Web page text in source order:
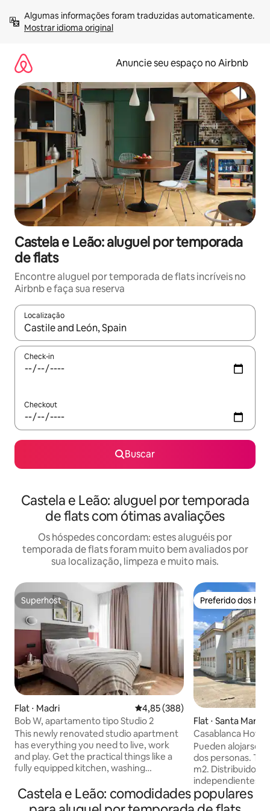
para
Mostrar idioma original
Anuncie seu espaço no Airbnb
Castela e Leão: aluguel por temporada
de flats
Encontre aluguel por temporada de flats incríveis no
Airbnb e faça sua reserva
Localização
Quando os resultados estiverem disponíveis, explore-os
Check-in
Checkout
Buscar
Castela e Leão: aluguel por temporada
de flats com ótimas avaliações
Os hóspedes concordam: estes aluguéis por
temporada de flats foram muito bem avaliados por
sua localização, limpeza e muito mais.
Superhost
Superhost
Flat ⋅ Madri 4,85 de uma avaliação média de
4,85 (388)
Bob W, apartamento tipo Studio 2
This newly renovated studio apartment
has everything you need to live, work
and play. Get the practical things like a
fully equipped kitchen, washing
support, and regular professional
cleaning, and fun stuff like a smart TV. •
Preferido dos
Preferido dos
Flat ⋅ Santa Marta
es
Casablanca Hotel
Pueden alojarse
dos personas.
m2. Distribuido
independientes:
doble de 150 cm,
estar con sofá y
Castela e Leão: comodidades populares